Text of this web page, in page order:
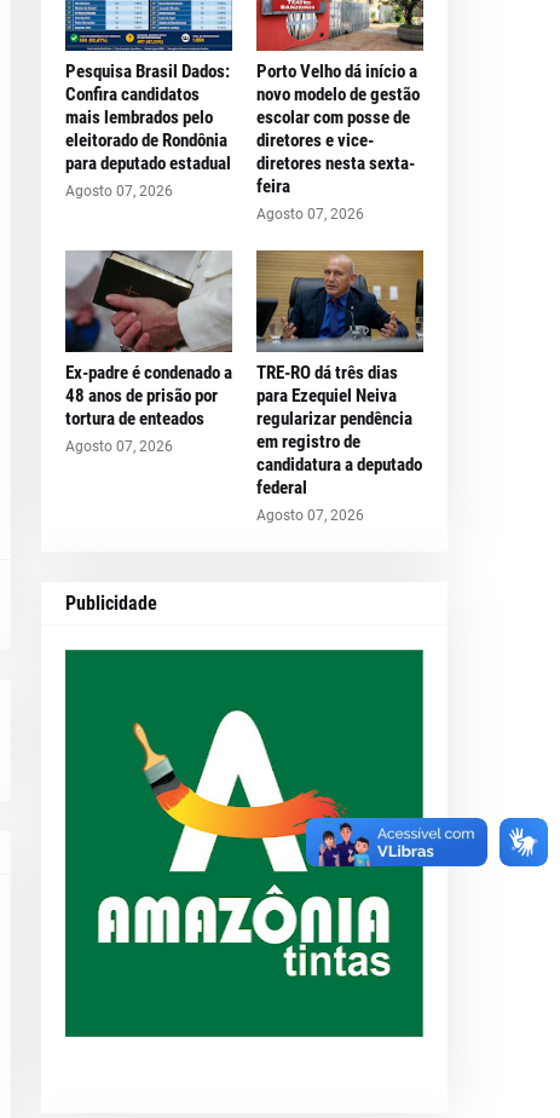
Pesquisa Brasil Dados:
Confira candidatos
mais lembrados pelo
eleitorado de Rondônia
para deputado estadual
Agosto 07, 2026
Porto Velho dá início a
novo modelo de gestão
escolar com posse de
diretores e vice-
diretores nesta sexta-
feira
Agosto 07, 2026
Ex-padre é condenado a
48 anos de prisão por
tortura de enteados
Agosto 07, 2026
TRE-RO dá três dias
para Ezequiel Neiva
regularizar pendência
em registro de
candidatura a deputado
federal
Agosto 07, 2026
Publicidade